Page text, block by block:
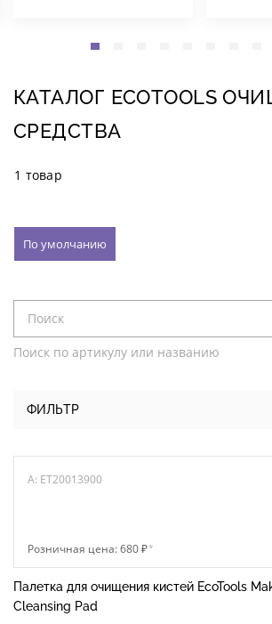
КАТАЛОГ ECOTOOLS
СРЕДСТВА
1 товар
По умолчанию
Поиск по артикулу или названию
ФИЛЬТР
A: ET20013900
Розничная цена: 680 ₽*
Палетка для очищения кистей EcoTools
Cleansing Pad